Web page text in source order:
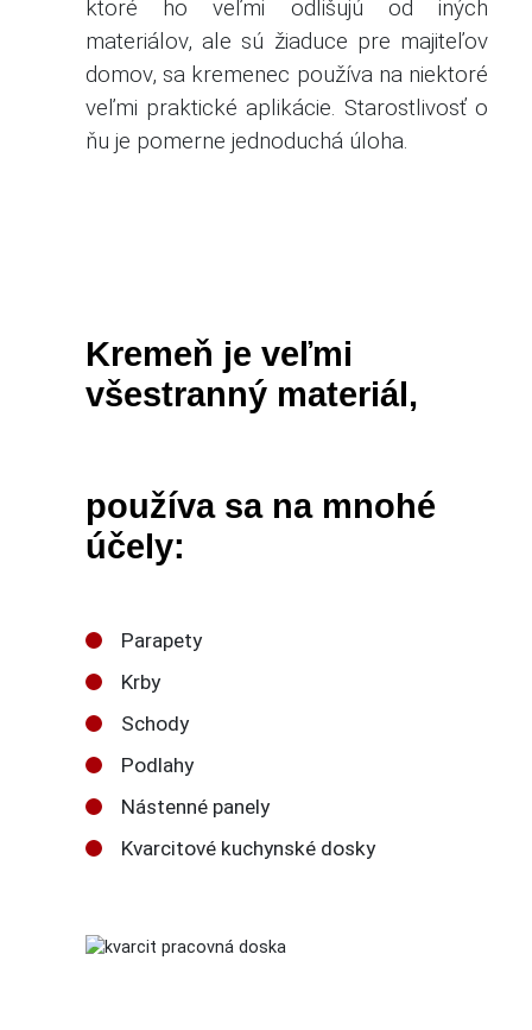
ktoré ho veľmi odlišujú od iných
materiálov, ale sú žiaduce pre majiteľov
domov, sa kremenec používa na niektoré
veľmi praktické aplikácie. Starostlivosť o
ňu je pomerne jednoduchá úloha.
Kremeň je veľmi
všestranný materiál,
používa sa na mnohé
účely:
Parapety
Krby
Schody
Podlahy
Nástenné panely
Kvarcitové kuchynské dosky